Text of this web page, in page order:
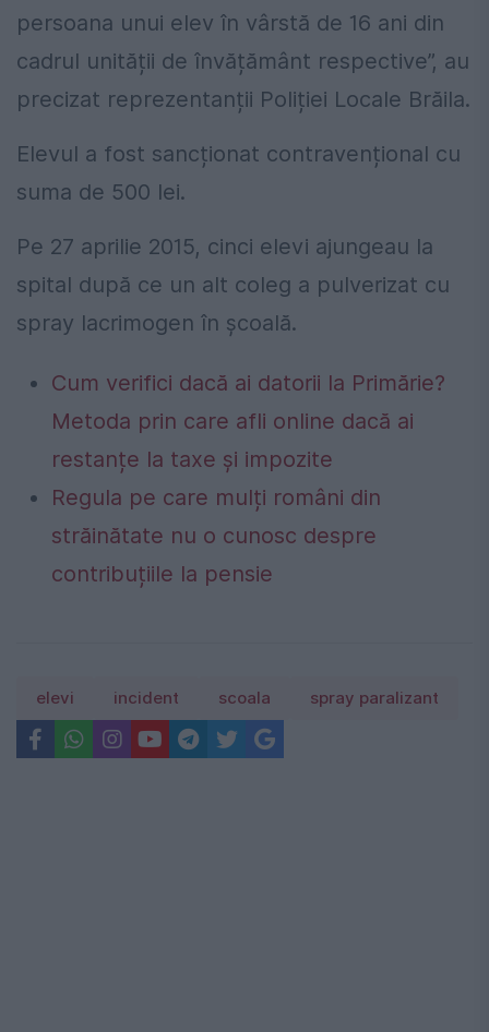
persoana unui elev în vârstă de 16 ani din
cadrul unității de învățământ respective”, au
precizat reprezentanții Poliției Locale Brăila.
Elevul a fost sancționat contravențional cu
suma de 500 lei.
Pe 27 aprilie 2015, cinci elevi ajungeau la
spital după ce un alt coleg a pulverizat cu
spray lacrimogen în şcoală.
Cum verifici dacă ai datorii la Primărie?
Metoda prin care afli online dacă ai
restanțe la taxe și impozite
Regula pe care mulți români din
străinătate nu o cunosc despre
contribuțiile la pensie
elevi incident scoala spray paralizant